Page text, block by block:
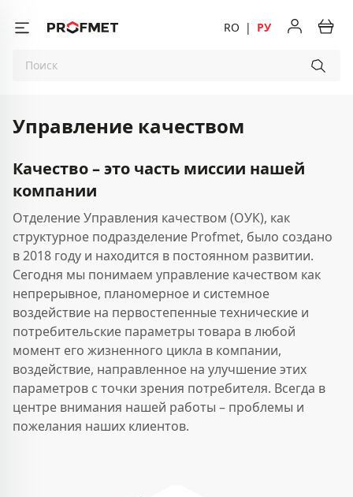
RO | РУ
Управление качеством
Качество – это часть миссии нашей
компании
Отделение Управления качеством (ОУК), как
структурное подразделение Profmet, было создано
в 2018 году и находится в постоянном развитии.
Сегодня мы понимаем управление качеством как
непрерывное, планомерное и системное
воздействие на первостепенные технические и
потребительские параметры товара в любой
момент его жизненного цикла в компании,
воздействие, направленное на улучшение этих
параметров с точки зрения потребителя. Всегда в
центре внимания нашей работы – проблемы и
пожелания наших клиентов.